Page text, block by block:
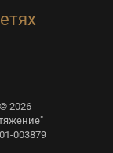
2026
003879